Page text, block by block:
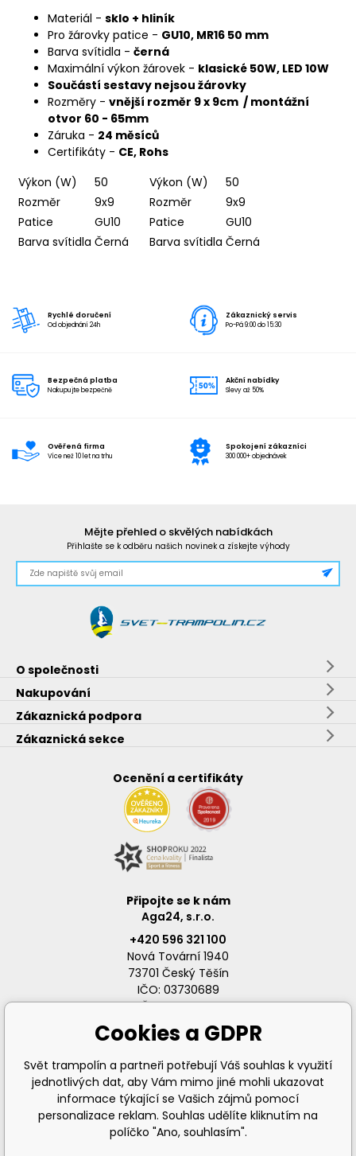
Materiál - sklo + hliník
Pro žárovky patice - GU10, MR16 50 mm
Barva svítidla - černá
Maximální výkon žárovek - klasické 50W, LED 10W
Součástí sestavy nejsou žárovky
Rozměry - vnější rozměr 9 x 9cm / montážní
otvor 60 - 65mm
Záruka - 24 měsíců
Certifikáty - CE, Rohs
Výkon (W)
50
Rozměr
9x9
Patice
GU10
Barva svítidla Černá
Výkon (W)
50
Rozměr
9x9
Patice
GU10
Barva svítidla Černá
Rychlé doručení
Od objednání 24h
Zákaznický servis
Po-Pá 9:00 do 15:30
Bezpečná platba
Nakupujte bezpečně
Akční nabídky
Slevy až 50%
Ověřená firma
Více než 10 let na trhu
Spokojení zákazníci
300 000+ objednávek
Mějte přehled o skvělých nabídkách
Přihlašte se k odběru našich novinek a získejte výhody
O společnosti
Nakupování
Zákaznická podpora
Zákaznická sekce
Ocenění a certifikáty
Připojte se k nám
Aga24, s.r.o.
+420 596 321 100
Nová Tovární 1940
73701 Český Těšín
IČO: 03730689
DIČ: CZ03730689
info@svet-trampolin.cz
Cookies a GDPR
Svět trampolín a partneři potřebují Váš souhlas k využití
jednotlivých dat, aby Vám mimo jiné mohli ukazovat
informace týkající se Vašich zájmů pomocí
personalizace reklam. Souhlas udělíte kliknutím na
políčko "Ano, souhlasím".